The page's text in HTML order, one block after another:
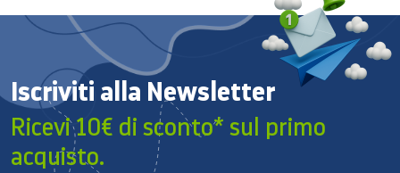
Iscriviti alla Newsletter
Ricevi 10€ di sconto* sul primo
acquisto.